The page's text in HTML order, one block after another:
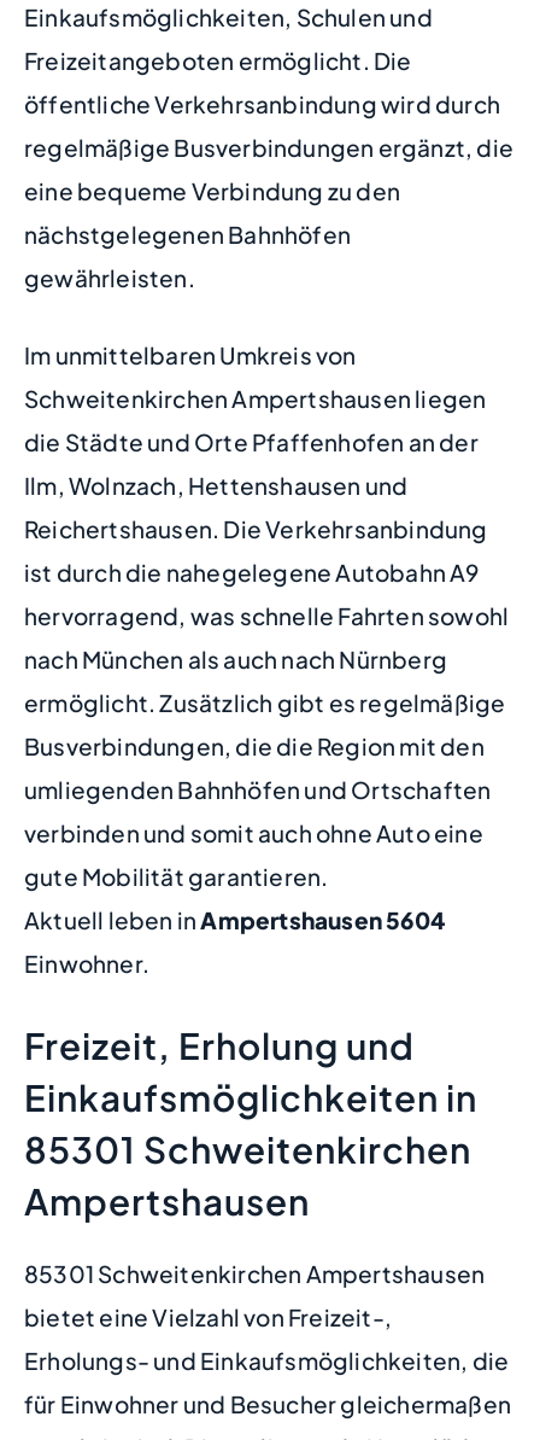
Einkaufsmöglichkeiten, Schulen und
Freizeitangeboten ermöglicht. Die
öffentliche Verkehrsanbindung wird durch
regelmäßige Busverbindungen ergänzt, die
eine bequeme Verbindung zu den
nächstgelegenen Bahnhöfen
gewährleisten.
Im unmittelbaren Umkreis von
Schweitenkirchen Ampertshausen liegen
die Städte und Orte Pfaffenhofen an der
Ilm, Wolnzach, Hettenshausen und
Reichertshausen. Die Verkehrsanbindung
ist durch die nahegelegene Autobahn A9
hervorragend, was schnelle Fahrten sowohl
nach München als auch nach Nürnberg
ermöglicht. Zusätzlich gibt es regelmäßige
Busverbindungen, die die Region mit den
umliegenden Bahnhöfen und Ortschaften
verbinden und somit auch ohne Auto eine
gute Mobilität garantieren.
Aktuell leben inAmpertshausen5604
Einwohner.
Freizeit, Erholung und
Einkaufsmöglichkeiten in
85301 Schweitenkirchen
Ampertshausen
85301 Schweitenkirchen Ampertshausen
bietet eine Vielzahl von Freizeit-,
Erholungs- und Einkaufsmöglichkeiten, die
für Einwohner und Besucher gleichermaßen